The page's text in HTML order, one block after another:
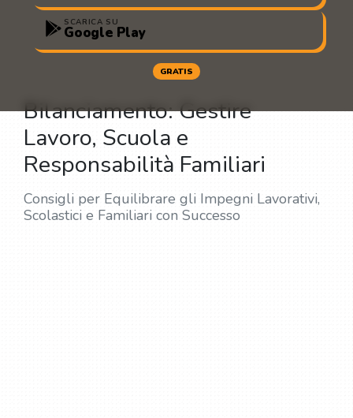
SCARICA SU
Google Play
GRATIS
Bilanciamento: Gestire
Lavoro, Scuola e
Responsabilità Familiari
Consigli per Equilibrare gli Impegni Lavorativi,
Scolastici e Familiari con Successo